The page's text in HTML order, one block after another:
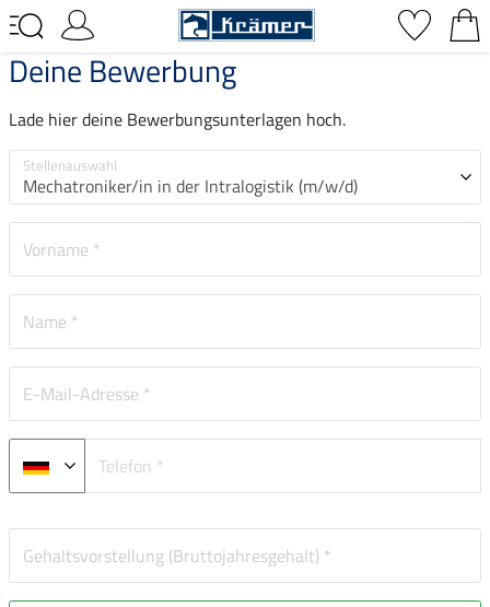
Deine Bewerbung
Lade hier deine Bewerbungsunterlagen hoch.